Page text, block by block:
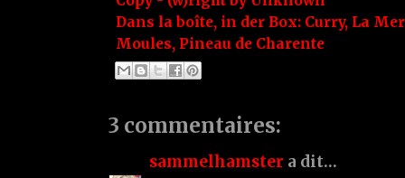
Dans la boîte, in der Box: Curry, La
Moules, Pineau de Charente
3 commentaires:
sammelhamster a dit…